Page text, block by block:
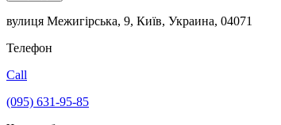
вулиця Межигірська, 9, Київ, Украина, 04071
Телефон
Call
(095) 631-95-85